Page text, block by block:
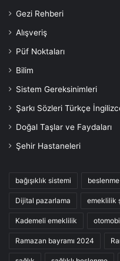
Gezi Rehberi
Alışveriş
Püf Noktaları
Bilim
Sistem Gereksinimleri
Şarkı Sözleri Türkçe
Doğal Taşlar ve Faydaları
Şehir Hastaneleri
bağışıklık sistemi beslenme
Dijital pazarlama emeklilik
Kademeli emeklilik
Ramazan bayramı 2024